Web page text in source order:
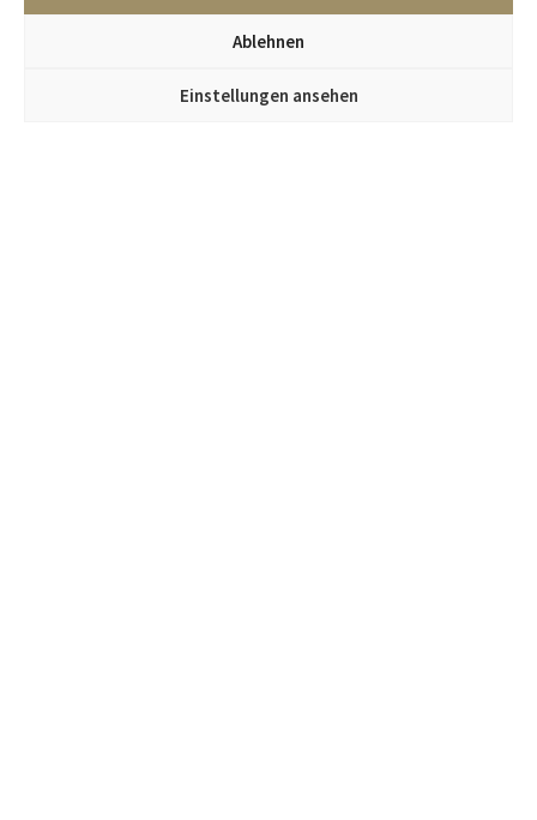
Ablehnen
Einstellungen ansehen